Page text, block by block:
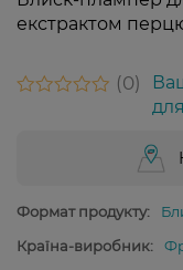
екстрактом
0
Формат продукту:
Країна-виробник: